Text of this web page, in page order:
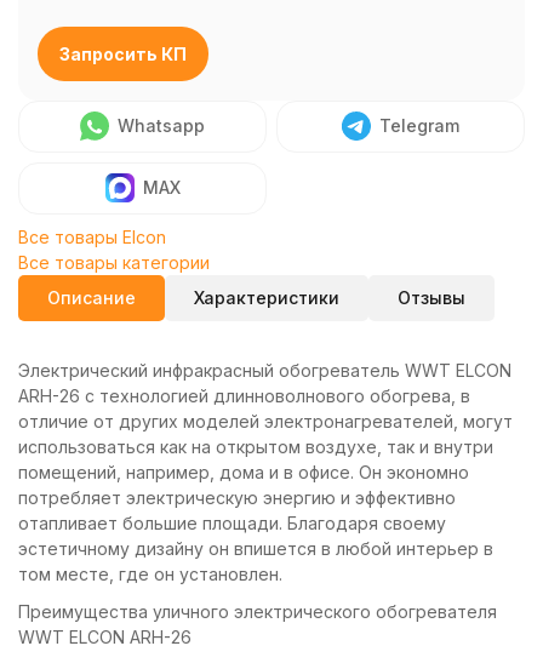
Запросить КП
Whatsapp Telegram
MAX
Все товары Elcon
Все товары категории
Описание
Характеристики Отзывы
Электрический инфракрасный обогреватель WWT ELCON
ARH-26 с технологией длинноволнового обогрева, в
отличие от других моделей электронагревателей, могут
использоваться как на открытом воздухе, так и внутри
помещений, например, дома и в офисе. Он экономно
потребляет электрическую энергию и эффективно
отапливает большие площади. Благодаря своему
эстетичному дизайну он впишется в любой интерьер в
том месте, где он установлен.
Преимущества уличного электрического обогревателя
WWT ELCON ARH-26